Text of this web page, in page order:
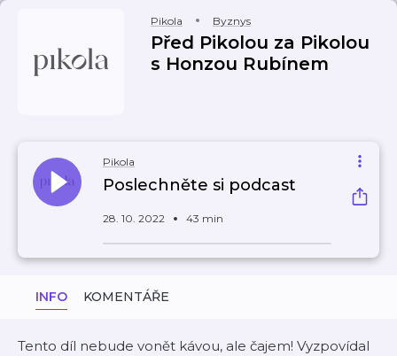
Pikola Byznys
Před Pikolou za Pikolou
s Honzou Rubínem
Pikola
Poslechněte si podcast
28. 10. 2022 43 min
INFO KOMENTÁŘE
Tento díl nebude vonět kávou, ale čajem! Vyzpovídal